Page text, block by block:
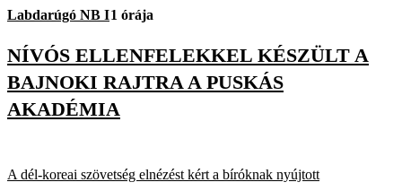
Labdarúgó NB I1 órája
NÍVÓS ELLENFELEKKEL KÉSZÜLT A
BAJNOKI RAJTRA A PUSKÁS
AKADÉMIA
A dél-koreai szövetség elnézést kért a bíróknak nyújtott